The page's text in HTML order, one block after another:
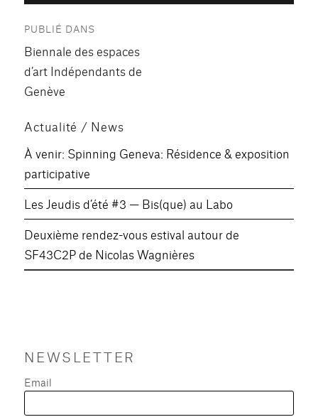
de
l’article
PUBLIÉ DANS
Biennale des espaces
d’art Indépendants de
Genève
Actualité / News
À venir: Spinning Geneva: Résidence & exposition
participative
Les Jeudis d’été #3 — Bis(que) au Labo
Deuxième rendez-vous estival autour de
SF43C2P de Nicolas Wagnières
NEWSLETTER
Email